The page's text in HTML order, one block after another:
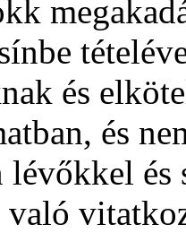
és
és
és